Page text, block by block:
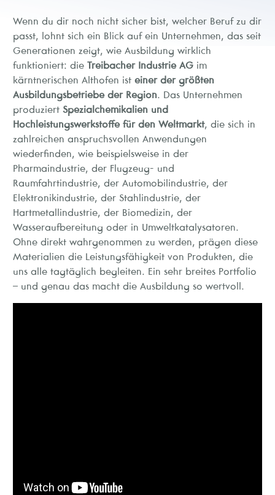
Wenn du dir noch nicht sicher bist, welcher Beruf zu dir
passt, lohnt sich ein Blick auf ein Unternehmen, das seit
Generationen zeigt, wie Ausbildung wirklich
funktioniert: die Treibacher Industrie AG im
kärntnerischen Althofen ist einer der größten
Ausbildungsbetriebe der Region. Das Unternehmen
produziert Spezialchemikalien und
Hochleistungswerkstoffe für den Weltmarkt, die sich in
zahlreichen anspruchsvollen Anwendungen
wiederfinden, wie beispielsweise in der
Pharmaindustrie, der Flugzeug- und
Raumfahrtindustrie, der Automobilindustrie, der
Elektronikindustrie, der Stahlindustrie, der
Hartmetallindustrie, der Biomedizin, der
Wasseraufbereitung oder in Umweltkatalysatoren.
Ohne direkt wahrgenommen zu werden, prägen diese
Materialien die Leistungsfähigkeit von Produkten, die
uns alle tagtäglich begleiten. Ein sehr breites Portfolio
– und genau das macht die Ausbildung so wertvoll.